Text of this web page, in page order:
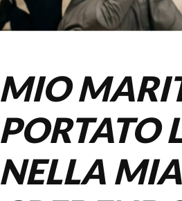
MIO
PORTATO
NELLA